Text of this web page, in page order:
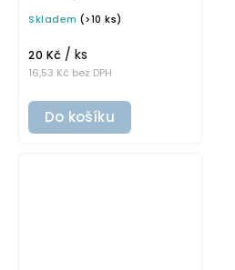
Skladem (>10 ks)
16,53 Kč bez DPH
20 Kč / ks
Do košíku